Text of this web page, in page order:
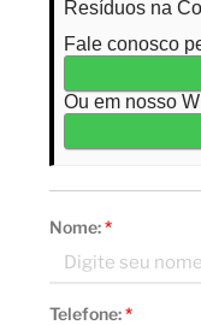
Resíduos na
Fale conosco
Ou em nosso
Nome:*
Telefone:*